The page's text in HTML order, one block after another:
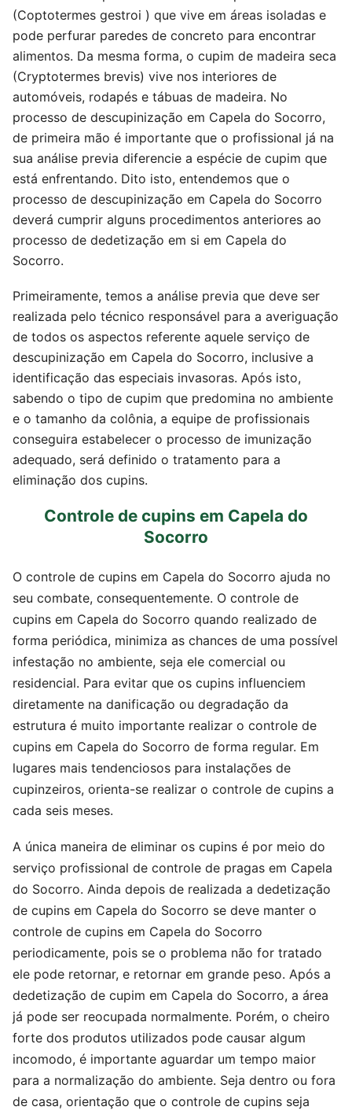
(Coptotermes gestroi ) que vive em áreas isoladas e
pode perfurar paredes de concreto para encontrar
alimentos. Da mesma forma, o cupim de madeira seca
(Cryptotermes brevis) vive nos interiores de
automóveis, rodapés e tábuas de madeira. No
processo de descupinização em Capela do Socorro,
de primeira mão é importante que o profissional já na
sua análise previa diferencie a espécie de cupim que
está enfrentando. Dito isto, entendemos que o
processo de descupinização em Capela do Socorro
deverá cumprir alguns procedimentos anteriores ao
processo de dedetização em si em Capela do
Socorro.
Primeiramente, temos a análise previa que deve ser
realizada pelo técnico responsável para a averiguação
de todos os aspectos referente aquele serviço de
descupinização em Capela do Socorro, inclusive a
identificação das especiais invasoras. Após isto,
sabendo o tipo de cupim que predomina no ambiente
e o tamanho da colônia, a equipe de profissionais
conseguira estabelecer o processo de imunização
adequado, será definido o tratamento para a
eliminação dos cupins.
Controle de cupins em Capela do
Socorro
O controle de cupins em Capela do Socorro ajuda no
seu combate, consequentemente. O controle de
cupins em Capela do Socorro quando realizado de
forma periódica, minimiza as chances de uma possível
infestação no ambiente, seja ele comercial ou
residencial. Para evitar que os cupins influenciem
diretamente na danificação ou degradação da
estrutura é muito importante realizar o controle de
cupins em Capela do Socorro de forma regular. Em
lugares mais tendenciosos para instalações de
cupinzeiros, orienta-se realizar o controle de cupins a
cada seis meses.
A única maneira de eliminar os cupins é por meio do
serviço profissional de controle de pragas em Capela
do Socorro. Ainda depois de realizada a dedetização
de cupins em Capela do Socorro se deve manter o
controle de cupins em Capela do Socorro
periodicamente, pois se o problema não for tratado
ele pode retornar, e retornar em grande peso. Após a
dedetização de cupim em Capela do Socorro, a área
já pode ser reocupada normalmente. Porém, o cheiro
forte dos produtos utilizados pode causar algum
incomodo, é importante aguardar um tempo maior
para a normalização do ambiente. Seja dentro ou fora
de casa, orientação que o controle de cupins seja